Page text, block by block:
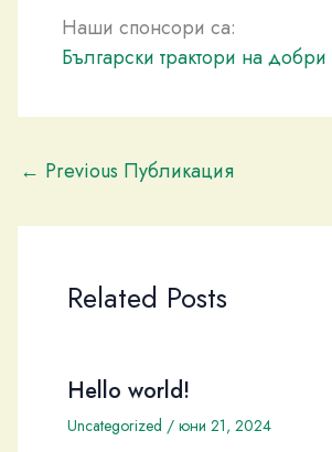
Наши спонсори са:
Български трактори на
← Previous Публикация
Related Posts
Hello world!
Uncategorized / юни 21, 2024